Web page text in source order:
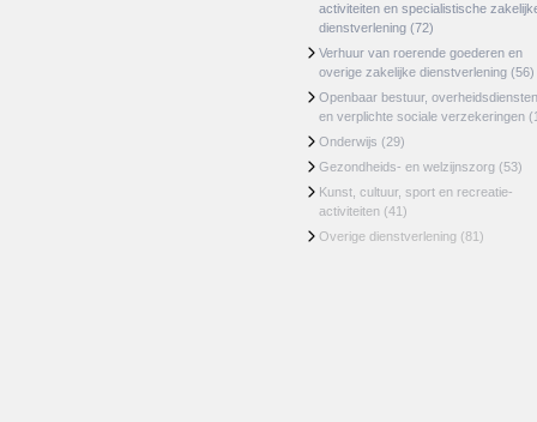
activiteiten en specialistische
dienstverlening (72)
Verhuur van roerende goederen en
overige zakelijke dienstverlening (56)
Openbaar bestuur, overheidsdiensten
en verplichte sociale verzekeringen
Onderwijs (29)
Gezondheids- en welzijnszorg (53)
Kunst, cultuur, sport en recreatie-
activiteiten (41)
Overige dienstverlening (81)